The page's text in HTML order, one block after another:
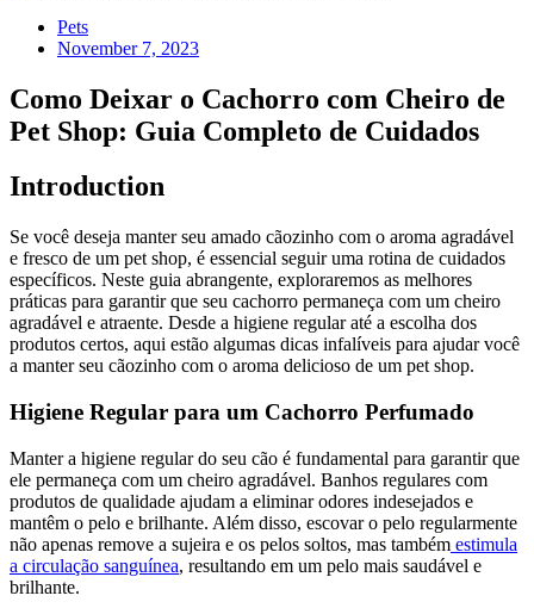
Pets
November 7, 2023
Como Deixar o Cachorro com Cheiro de
Pet Shop: Guia Completo de Cuidados
Introduction
Se você deseja manter seu amado cãozinho com o aroma agradável
e fresco de um pet shop, é essencial seguir uma rotina de cuidados
específicos. Neste guia abrangente, exploraremos as melhores
práticas para garantir que seu cachorro permaneça com um cheiro
agradável e atraente. Desde a higiene regular até a escolha dos
produtos certos, aqui estão algumas dicas infalíveis para ajudar você
a manter seu cãozinho com o aroma delicioso de um pet shop.
Higiene Regular para um Cachorro Perfumado
Manter a higiene regular do seu cão é fundamental para garantir que
ele permaneça com um cheiro agradável. Banhos regulares com
produtos de qualidade ajudam a eliminar odores indesejados e
mantêm o pelo e brilhante. Além disso, escovar o pelo regularmente
não apenas remove a sujeira e os pelos soltos, mas também estimula
a circulação sanguínea, resultando em um pelo mais saudável e
brilhante.